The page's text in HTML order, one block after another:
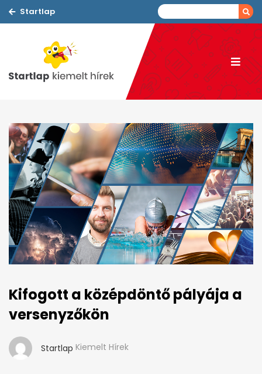
Startlap
Kifogott a középdöntő pályája a
versenyzőkön
Startlap Kiemelt Hírek